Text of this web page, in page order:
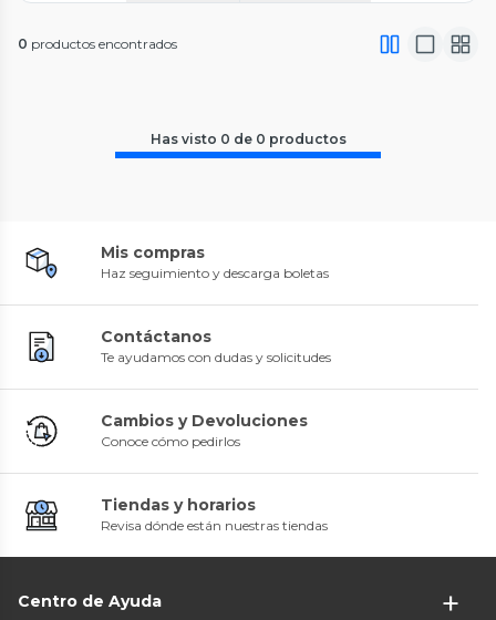
0 productos encontrados
Has visto 0 de 0 productos
Mis compras
Haz seguimiento y descarga boletas
Contáctanos
Te ayudamos con dudas y solicitudes
Cambios y Devoluciones
Conoce cómo pedirlos
Tiendas y horarios
Revisa dónde están nuestras tiendas
Centro de Ayuda